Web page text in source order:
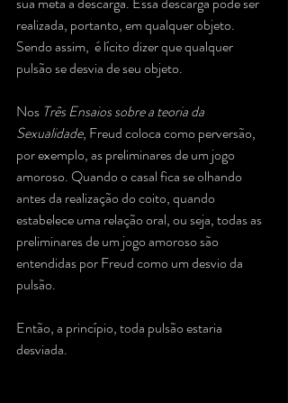
realizada, portanto, em qualquer objeto.
Sendo assim,  é lícito dizer que qualquer
pulsão se desvia de seu objeto.
Nos Três Ensaios sobre a teoria da
Sexualidade, Freud coloca como perversão,
por exemplo, as preliminares de um jogo
amoroso. Quando o casal fica se olhando
antes da realização do coito, quando
estabelece uma relação oral, ou seja, todas as
preliminares de um jogo amoroso são
entendidas por Freud como um desvio da
pulsão.
Então, a princípio, toda pulsão estaria
desviada.